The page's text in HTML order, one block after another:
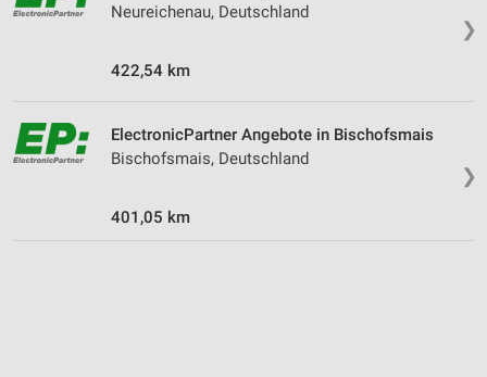
❯
Neureichenau, Deutschland
422,54 km
❯
ElectronicPartner Angebote in Bischofsmais
Bischofsmais, Deutschland
401,05 km
IAB-Besonderheiten:
Nicht-IAB-Verarbeitungszwecke:
Performance